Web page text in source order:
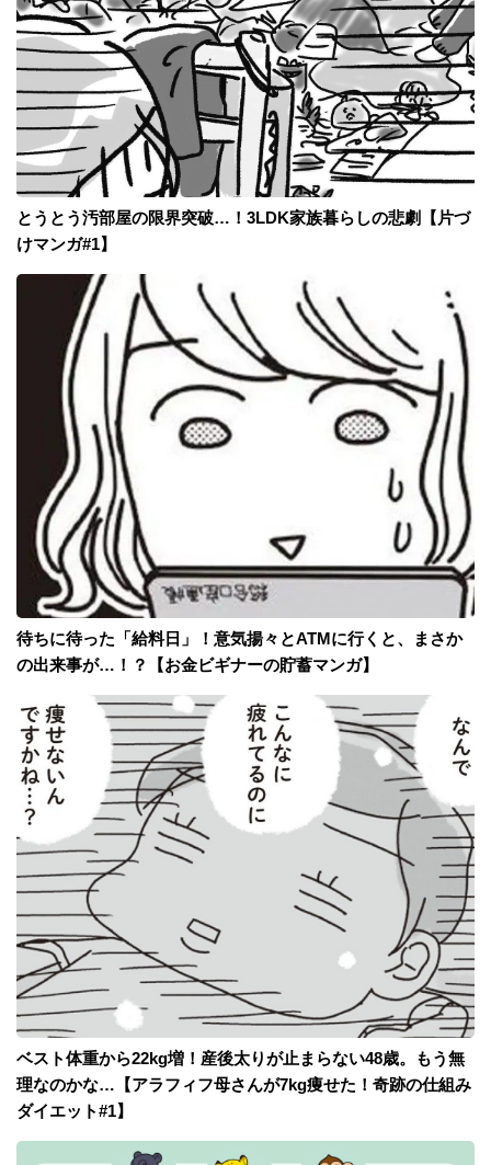
とうとう汚部屋の限界突破…！3LDK家族暮らしの悲劇【片づ
けマンガ#1】
待ちに待った「給料日」！意気揚々とATMに行くと、まさか
の出来事が…！？【お金ビギナーの貯蓄マンガ】
ベスト体重から22kg増！産後太りが止まらない48歳。もう無
理なのかな…【アラフィフ母さんが7kg痩せた！奇跡の仕組み
ダイエット#1】